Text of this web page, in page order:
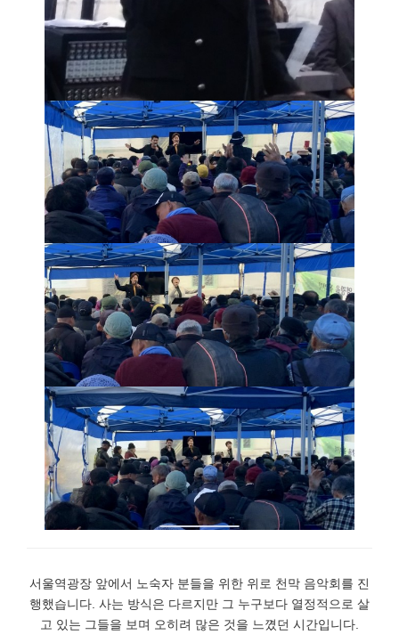
서울역광장 앞에서 노숙자 분들을 위한 위로 천막 음악회를 진
행했습니다. 사는 방식은 다르지만 그 누구보다 열정적으로 살
고 있는 그들을 보며 오히려 많은 것을 느꼈던 시간입니다.